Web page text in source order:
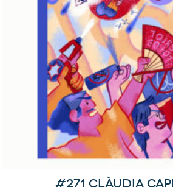
#271 Clàudia